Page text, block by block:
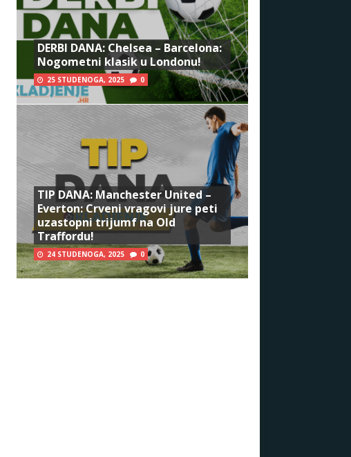
DERBI DANA: Chelsea – Barcelona:
Nogometni klasik u Londonu!
25 STUDENOGA, 2025 0
TIP DANA: Manchester United –
Everton: Crveni vragovi jure peti
uzastopni trijumf na Old
Traffordu!
24 STUDENOGA, 2025 0